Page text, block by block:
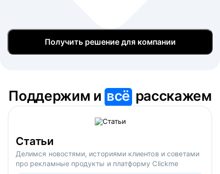
Получить решение для компании
Поддержим ивсё расскажем
Статьи
Делимся новостями, историями клиентов и советами
про рекламные продукты и платформу Clickme